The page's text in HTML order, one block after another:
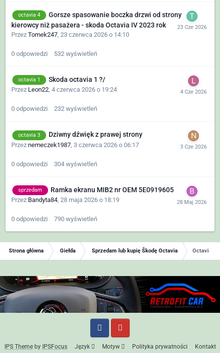
octavia 4
Gorsze spasowanie boczka drzwi od strony
kierowcy niż pasażera - skoda Octavia IV 2023 rok
Przez Tomek247, 23 czerwca 2026 o 14:10
0 odpowiedzi 532 wyświetleń
octavia 1 Skoda octavia 1 ?/
Przez Leon22, 4 czerwca 2026 o 19:24
0 odpowiedzi 232 wyświetleń
octavia 3 Dziwny dźwięk z prawej strony
Przez nemeczek1987 3 czerwca 2026 o 06:17
0 odpowiedzi 304 wyświetleń
sprzedam Ramka ekranu MIB2 nr OEM 5E0919605
Przez Bandyta84, 28 maja 2026 o 18:19
0 odpowiedzi 790 wyświetleń
Strona główna Giełda Sprzedam lub kupię Škodę Octavia Octavia III
IPS Themeby IPSFocus Język Motyw Polityka prywatności
Kontakt